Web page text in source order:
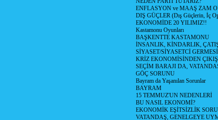
ENFLASYON ve MAAŞ ZAM
DIŞ GÜÇLER (Dış Güçlerin, İç
EKONOMİDE 20 YILIMIZ!!
Kastamonu Oyunları
BAŞKENTTE KASTAMONU
İNSANLIK, KİNDARLIK,
SİYASET/SİYASETCİ
KRİZ EKONOMİSİNDEN ÇIKIŞ
SEÇİM BARAJI DA,
GÖÇ SORUNU
Bayram da Yaşanılan Sorunlar
BAYRAM
15 TEMMUZ'UN NEDENLERİ
BU NASIL EKONOMİ?
EKONOMİK EŞİTSİZLİK
VATANDAŞ, GENELGEYE